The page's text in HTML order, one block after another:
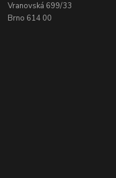
Vranovská 699/33
Brno 614 00